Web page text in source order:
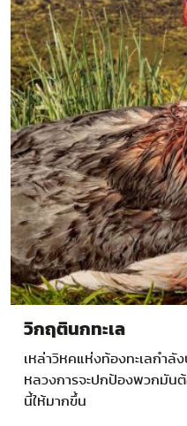
วิกฤตินกทะเล
เหล่าวิหคแห่งท้องทะเลกำ
หลวงการจะปกป้องพวกมันต้
นี้ให้มากขึ้น